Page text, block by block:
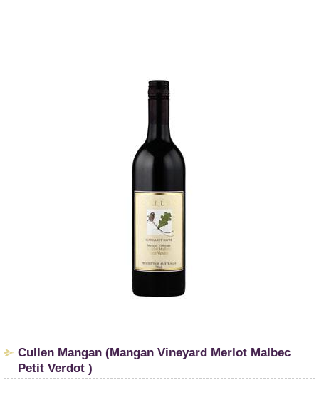
​Cullen Mangan (Mangan Vineyard Merlot Malbec
Petit Verdot )